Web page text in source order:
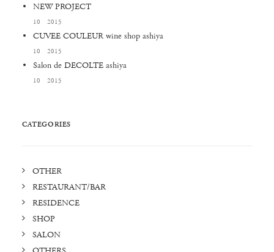
NEW PROJECT
10 2015
CUVEE COULEUR wine shop ashiya
10 2015
Salon de DECOLTE ashiya
10 2015
CATEGORIES
OTHER
RESTAURANT/BAR
RESIDENCE
SHOP
SALON